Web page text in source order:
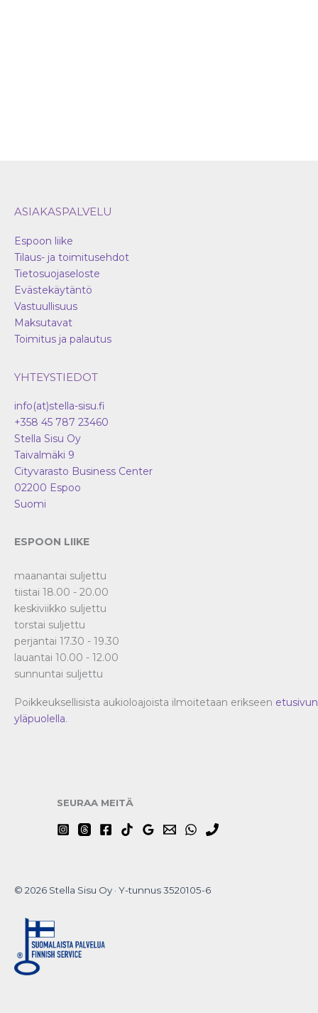
ASIAKASPALVELU
Espoon liike
Tilaus- ja toimitusehdot
Tietosuojaseloste
Evästekäytäntö
Vastuullisuus
Maksutavat
Toimitus ja palautus
YHTEYSTIEDOT
info(at)stella-sisu.fi
+358 45 787 23460
Stella Sisu Oy
Taivalmäki 9
Cityvarasto Business Center
02200 Espoo
Suomi
ESPOON LIIKE
maanantai suljettu
tiistai 18.00 - 20.00
keskiviikko suljettu
torstai suljettu
perjantai 17.30 - 19.30
lauantai 10.00 - 12.00
sunnuntai suljettu
Poikkeuksellisista aukioloajoista ilmoitetaan erikseen etusivun
yläpuolella.
SEURAA MEITÄ
© 2026 Stella Sisu Oy · Y-tunnus 3520105-6